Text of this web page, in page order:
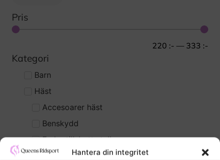
Hantera din integritet
Pris
220 :- — 333 :-
Kategori
Barn
Häst
Accesoarer häst
Benskydd
Foder tillskott stall
Sadlar schabrak sadelgjordar